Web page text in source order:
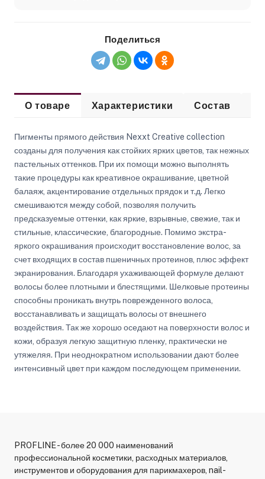
Поделиться
О товаре Характеристики Состав
Пигменты прямого действия Nexxt Creative collection
созданы для получения как стойких ярких цветов, так нежных
пастельных оттенков. При их помощи можно выполнять
такие процедуры как креативное окрашивание, цветной
балаяж, акцентирование отдельных прядок и т.д. Легко
смешиваются между собой, позволяя получить
предсказуемые оттенки, как яркие, взрывные, свежие, так и
стильные, классические, благородные. Помимо экстра-
яркого окрашивания происходит восстановление волос, за
счет входящих в состав пшеничных протеинов, плюс эффект
экранирования. Благодаря ухаживающей формуле делают
волосы более плотными и блестящими. Шелковые протеины
способны проникать внутрь поврежденного волоса,
восстанавливать и защищать волосы от внешнего
воздействия. Так же хорошо оседают на поверхности волос и
кожи, образуя легкую защитную пленку, практически не
утяжеляя. При неоднократном использовании дают более
интенсивный цвет при каждом последующем применении.
PROFLINE - более 20 000 наименований
профессиональной косметики, расходных материалов,
инструментов и оборудования для парикмахеров, nail-